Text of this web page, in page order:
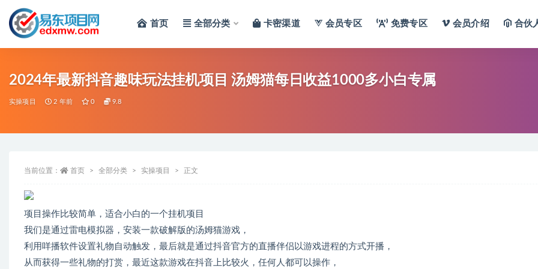
首页 全部分类 卡密渠道 会员专区 免费专区 会员介绍 合伙
2024年最新抖音趣味玩法挂机项目 汤姆猫每日收益1000多小白专属
实操项目 2 年前 0 9.8
当前位置： 首页 全部分类 实操项目 正文
项目操作比较简单，适合小白的一个挂机项目
我们是通过雷电模拟器，安装一款破解版的汤姆猫游戏，
利用咩播软件设置礼物自动触发，最后就是通过抖音官方的直播伴侣以游戏进程的方式开播，
从而获得一些礼物的打赏，最近这款游戏在抖音上比较火，任何人都可以操作，